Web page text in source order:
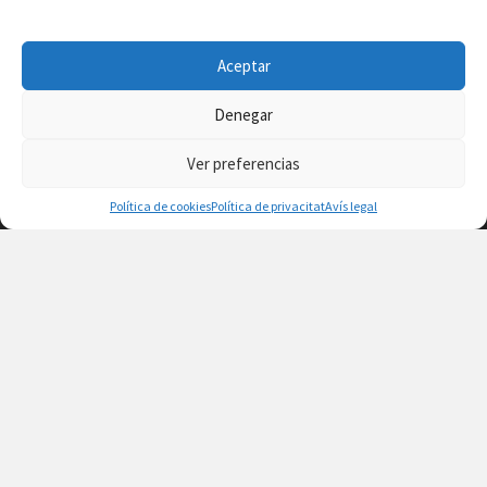
Aceptar
Denegar
Ver preferencias
Política de cookiesPolítica de privacitatAvís legal